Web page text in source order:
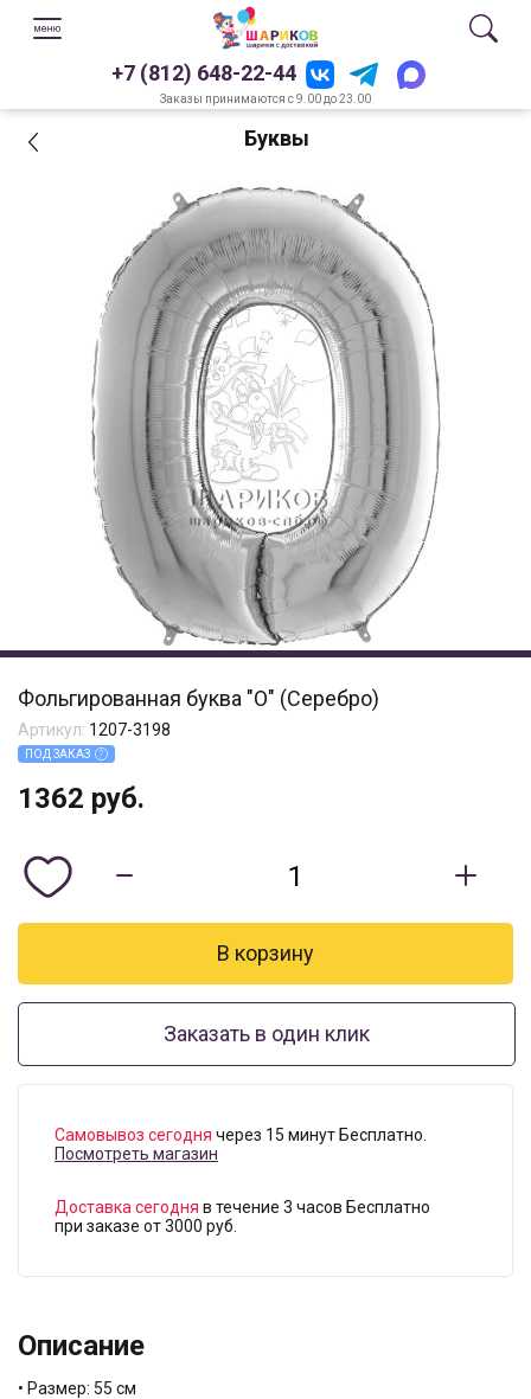
+7 (812) 648-22-44
Заказы принимаются с 9.00 до 23.00
Буквы
Фольгированная буква "О" (Серебро)
Артикул: 1207-3198
ПОД ЗАКАЗ
1362 руб.
Заказать в один клик
Самовывоз сегодня через 15 минут Бесплатно.
Посмотреть магазин
Доставка сегодня в течение 3 часов Бесплатно
при заказе от 3000 руб.
Описание
• Размер: 55 см